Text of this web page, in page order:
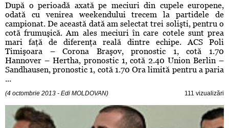
După o perioadă axată pe meciuri din cupele europene,
odată cu venirea weekendului trecem la partidele de
campionat. De această dată am selectat trei solişti, pentru o
cotă frumuşică. Am ales meciuri în care cotele sunt prea
mari faţă de diferenţa reală dintre echipe. ACS Poli
Timişoara – Corona Braşov, pronostic 1, cotă 1.70
Hannover – Hertha, pronostic 1, cotă 2.40 Union Berlin –
Sandhausen, pronostic 1, cotă 1.70 Ora limită pentru a paria
...
(4 octombrie 2013 - Edi MOLDOVAN) 111 vizualizări